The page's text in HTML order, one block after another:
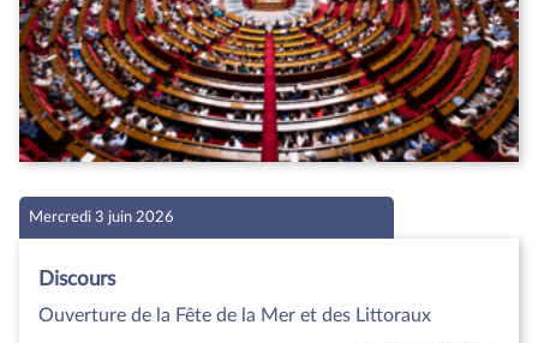
Mercredi 3 juin 2026
Discours
Ouverture de la Fête de la Mer et des Littoraux